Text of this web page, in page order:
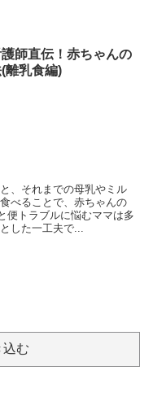
師直伝！赤ちゃんの
離乳食編)
、それまでの母乳やミル
べることで、赤ちゃんの
便トラブルに悩むママは多
した一工夫で...
込む